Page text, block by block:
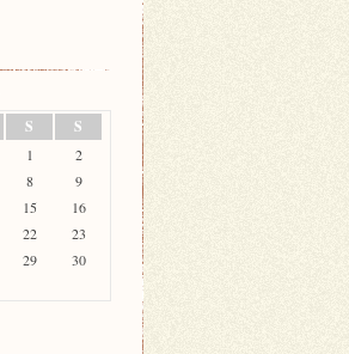
S S
1
2
8
9
15
16
22
23
29
30